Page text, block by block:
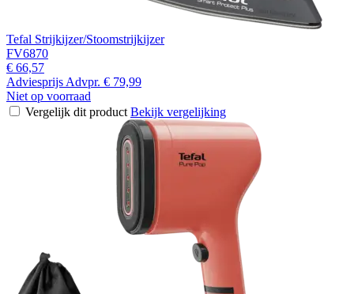
Tefal Strijkijzer/Stoomstrijkijzer
FV6870
€ 66,57
Adviesprijs Advpr. € 79,99
Niet op voorraad
Vergelijk dit product Bekijk vergelijking